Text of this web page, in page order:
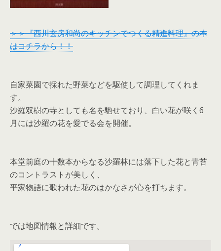
＞＞『西川玄房和尚のキッチンでつくる精進料理』の本
はコチラから！！
自家菜園で採れた野菜などを駆使して調理してくれま
す。
沙羅双樹の寺としても名を馳せており、白い花が咲く6
月には沙羅の花を愛でる会を開催。
本堂前庭の十数本からなる沙羅林には落下した花と青苔
のコントラストが美しく、
平家物語に歌われた花のはかなさが心を打ちます。
では地図情報と詳細です。